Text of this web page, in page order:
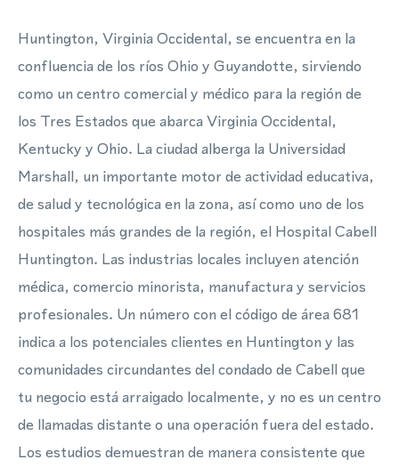
Huntington, Virginia Occidental, se encuentra en la
confluencia de los ríos Ohio y Guyandotte, sirviendo
como un centro comercial y médico para la región de
los Tres Estados que abarca Virginia Occidental,
Kentucky y Ohio. La ciudad alberga la Universidad
Marshall, un importante motor de actividad educativa,
de salud y tecnológica en la zona, así como uno de los
hospitales más grandes de la región, el Hospital Cabell
Huntington. Las industrias locales incluyen atención
médica, comercio minorista, manufactura y servicios
profesionales. Un número con el código de área 681
indica a los potenciales clientes en Huntington y las
comunidades circundantes del condado de Cabell que
tu negocio está arraigado localmente, y no es un centro
de llamadas distante o una operación fuera del estado.
Los estudios demuestran de manera consistente que